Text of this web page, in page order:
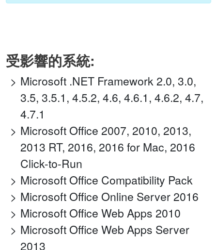
受影響的系統:
Microsoft .NET Framework 2.0, 3.0,
3.5, 3.5.1, 4.5.2, 4.6, 4.6.1, 4.6.2, 4.7,
4.7.1
Microsoft Office 2007, 2010, 2013,
2013 RT, 2016, 2016 for Mac, 2016
Click-to-Run
Microsoft Office Compatibility Pack
Microsoft Office Online Server 2016
Microsoft Office Web Apps 2010
Microsoft Office Web Apps Server
2013